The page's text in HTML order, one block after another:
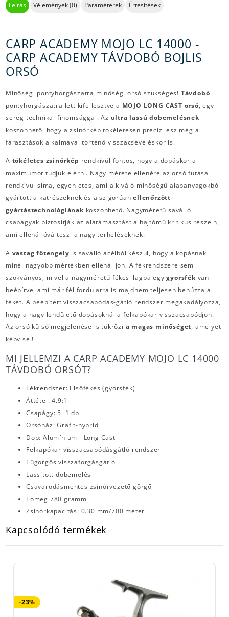
Leírás Vélemények (0) Paraméterek Értesítések
CARP ACADEMY MOJO LC 14000 -
CARP ACADEMY TÁVDOBÓ BOJLIS
ORSÓ
Minőségi pontyhorgászatra minőségi orsó szükséges! Távdobó
pontyhorgászatra lett kifejlesztve a MOJO LONG CAST orsó, egy
sereg technikai finomsággal. Az ultra lassú dobemelésnek
köszönhető, hogy a zsinórkép tökéletesen precíz lesz még a
fárasztások alkalmával történő visszacsévéléskor is.
A tökéletes zsinórkép rendkívül fontos, hogy a dobáskor a
maximumot tudjuk elérni. Nagy mérete ellenére az orsó futása
rendkívül sima, egyenletes, ami a kiváló minőségű alapanyagokból
gyártott alkatrészeknek és a szigorúanellenőrzött
gyártástechnológiának köszönhető. Nagyméretű saválló
csapágyak biztosítják az alátámasztást a hajtómű kritikus részein,
ami ellenállóvá teszi a nagy terheléseknek.
A vastag főtengely is saválló acélból készül, hogy a kopásnak
minél nagyobb mértékben ellenálljon. A fékrendszere sem
szokványos, mivel a nagyméretű fékcsillagba egygyorsfék van
beépítve, ami már fél fordulatra is majdnem teljesen behúzza a
féket. A beépített visszacsapódás-gátló rendszer megakadályozza,
hogy a nagy lendületű dobásoknál a felkapókar visszacsapódjon.
Az orsó külső megjelenése is tükrözi a magas minőséget, amelyet
képvisel!
MI JELLEMZI A CARP ACADEMY MOJO LC 14000
TÁVDOBÓ ORSÓT?
Fékrendszer: Elsőfékes (gyorsfék)
Áttétel: 4.9:1
Csapágy: 5+1 db
Orsóház: Grafit-hybrid
Dob: Alumínium - Long Cast
Felkapókar visszacsapódásgátló rendszer
Tűgörgős visszaforgásgátló
Lassított dobemelés
Csavarodásmentes zsinórvezető görgő
Tömeg 780 gramm
Zsinórkapacítás: 0.30 mm/700 méter
Kapcsolódó termékek
-23%